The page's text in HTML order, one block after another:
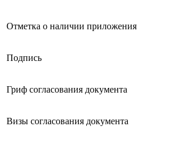
Отметка о наличии приложения
Подпись
Гриф согласования документа
Визы согласования документа